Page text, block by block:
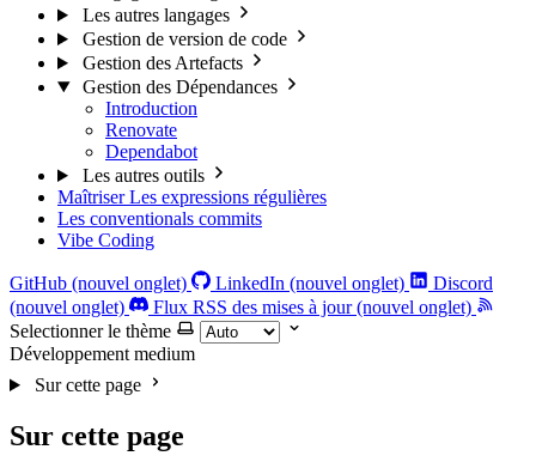
Les autres langages
Gestion de version de code
Gestion des Artefacts
Gestion des Dépendances
Introduction
Renovate
Dependabot
Les autres outils
Maîtriser Les expressions régulières
Les conventionals commits
Vibe Coding
GitHub (nouvel onglet) LinkedIn (nouvel onglet)
Discord
(nouvel onglet)
Flux RSS des mises à jour (nouvel onglet)
Selectionner le thème
Développement medium
Sur cette page
Sur cette page